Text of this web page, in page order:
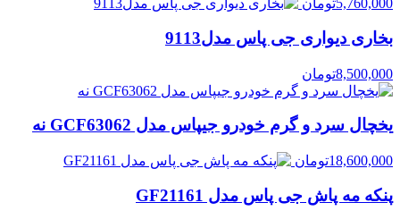
5,760,000تومان
بخاری دیواری جی پاس مدل9113
8,500,000تومان
یخچال سرد و گرم خودرو جیپاس مدل GCF63062 نه
18,600,000تومان
پنکه مه پاش جی پاس مدل GF21161